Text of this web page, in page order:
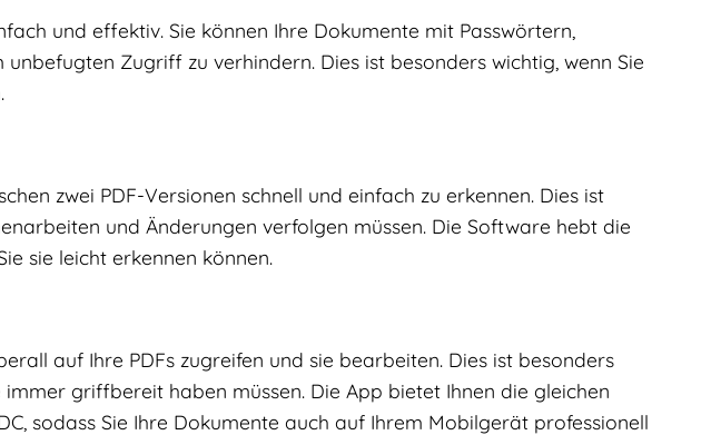
und effektiv. Sie können Ihre Dokumente mit Passwörtern,
Zugriff zu verhindern. Dies ist besonders wichtig, wenn Sie
zwei PDF-Versionen schnell und einfach zu erkennen. Dies ist
und Änderungen verfolgen müssen. Die Software hebt die
sie leicht erkennen können.
auf Ihre PDFs zugreifen und sie bearbeiten. Dies ist besonders
griffbereit haben müssen. Die App bietet Ihnen die gleichen
sodass Sie Ihre Dokumente auch auf Ihrem Mobilgerät professionell